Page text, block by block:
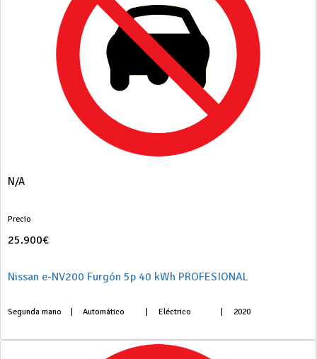
N/A
Precio
25.900€
Nissan e-NV200 Furgón 5p 40 kWh PROFESIONAL
Segunda mano Automático Eléctrico 2020